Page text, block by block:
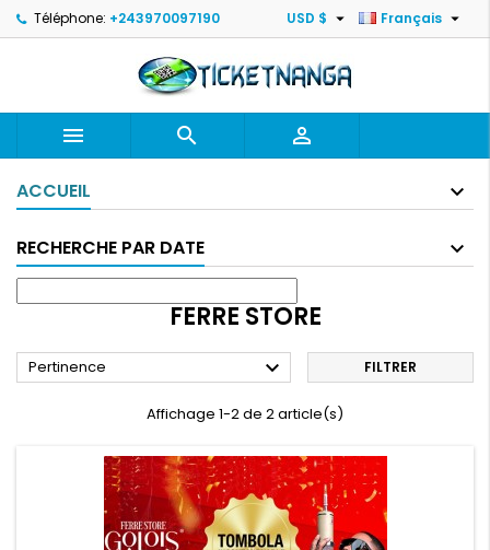
Téléphone: +243970097190 Français 
USD $ 
  
ACCUEIL
RECHERCHE PAR DATE
FERRE STORE
Pertinence  FILTRER
Affichage 1-2 de 2 article(s)